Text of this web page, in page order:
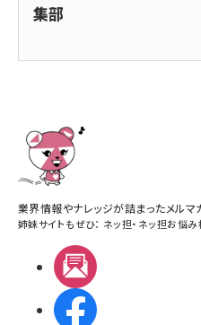
集部
業界情報やナレッジが詰まったメルマ
姉妹サイトもぜひ： ネッ担・ ネッ担お悩